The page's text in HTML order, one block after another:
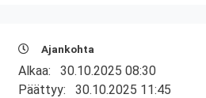
Ajankohta
Alkaa: 30.10.2025 08:30
Päättyy: 30.10.2025 11:45